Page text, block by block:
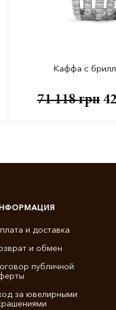
Каффа с
71 118грн
и доставка
и обмен
публичной
за ювелирными